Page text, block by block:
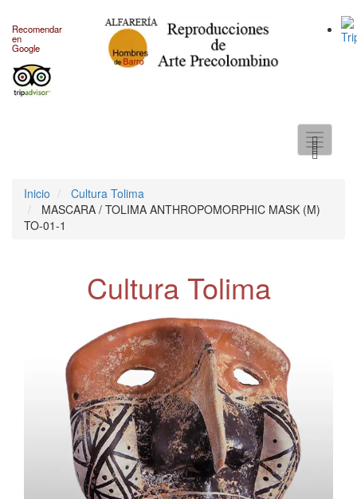
Recomendar
en
Google
Toggle
Inicio
Cultura Tolima
MASCARA / TOLIMA ANTHROPOMORPHIC MASK (M)
TO-01-1
Cultura Tolima